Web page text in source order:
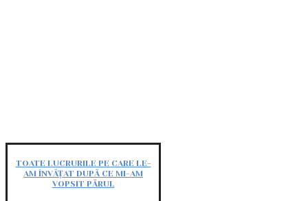
TOATE LUCRURILE PE CARE LE-
AM ÎNVĂȚAT DUPĂ CE MI-AM
VOPSIT PĂRUL